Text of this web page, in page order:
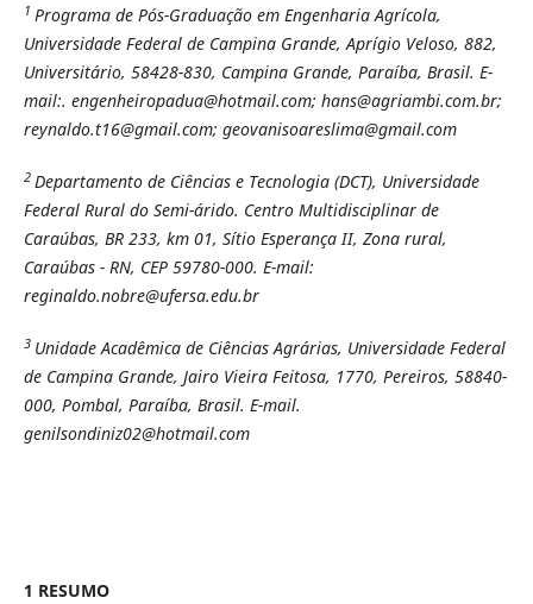
1 Programa de Pós-Graduação em Engenharia Agrícola,
Universidade Federal de Campina Grande, Aprígio Veloso, 882,
Universitário, 58428-830, Campina Grande, Paraíba, Brasil. E-
mail:. engenheiropadua@hotmail.com; hans@agriambi.com.br;
reynaldo.t16@gmail.com; geovanisoareslima@gmail.com
2 Departamento de Ciências e Tecnologia (DCT), Universidade
Federal Rural do Semi-árido. Centro Multidisciplinar de
Caraúbas, BR 233, km 01, Sítio Esperança II, Zona rural,
Caraúbas - RN, CEP 59780-000. E-mail:
reginaldo.nobre@ufersa.edu.br
3 Unidade Acadêmica de Ciências Agrárias, Universidade Federal
de Campina Grande, Jairo Vieira Feitosa, 1770, Pereiros, 58840-
000, Pombal, Paraíba, Brasil. E-mail.
genilsondiniz02@hotmail.com
1 RESUMO